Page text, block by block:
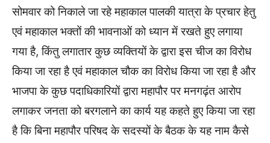
सोमवार को निकाले जा रहे महाकाल पालकी यात्रा के प्रचार हेतु
एवं महाकाल भक्तों की भावनाओं को ध्यान में रखते हुए लगाया
गया है, किंतु लगातार कुछ व्यक्तियों के द्वारा इस चीज का विरोध
किया जा रहा है एवं महाकाल चौक का विरोध किया जा रहा है और
भाजपा के कुछ पदाधिकारियों द्वारा महापौर पर मनगढ़ंत आरोप
लगाकर जनता को बरगलाने का कार्य यह कहते हुए किया जा रहा
है कि बिना महापौर परिषद के सदस्यों के बैठक के यह नाम कैसे